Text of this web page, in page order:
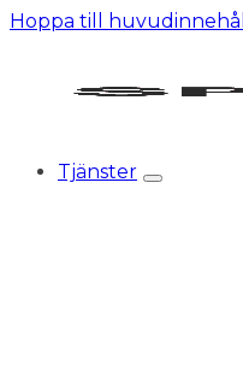
Hoppa till huvudinnehåll
Tjänster